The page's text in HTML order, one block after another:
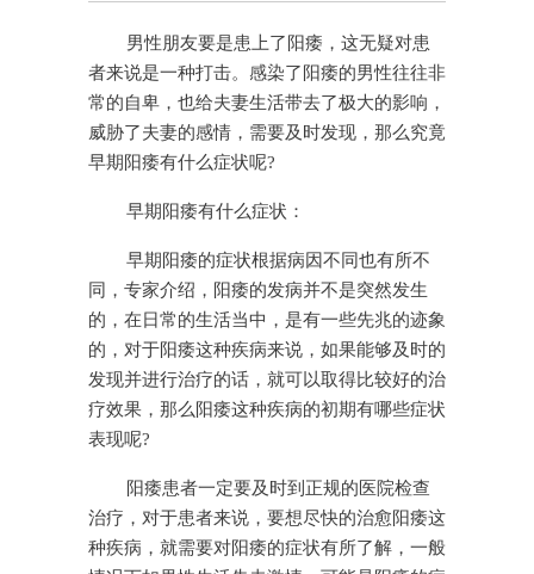
男性朋友要是患上了阳痿，这无疑对患
者来说是一种打击。感染了阳痿的男性往往非
常的自卑，也给夫妻生活带去了极大的影响，
威胁了夫妻的感情，需要及时发现，那么究竟
早期阳痿有什么症状呢?
早期阳痿有什么症状：
早期阳痿的症状根据病因不同也有所不
同，专家介绍，阳痿的发病并不是突然发生
的，在日常的生活当中，是有一些先兆的迹象
的，对于阳痿这种疾病来说，如果能够及时的
发现并进行治疗的话，就可以取得比较好的治
疗效果，那么阳痿这种疾病的初期有哪些症状
表现呢?
阳痿患者一定要及时到正规的医院检查
治疗，对于患者来说，要想尽快的治愈阳痿这
种疾病，就需要对阳痿的症状有所了解，一般